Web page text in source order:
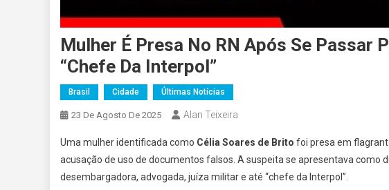
Mulher É Presa No RN Após Se Passar
“chefe Da Interpol”
Brasil Cidade Últimas Notícias
23 De Agosto De 2025 Alan Teixeira
Uma mulher identificada como Célia Soares de Brito foi presa em
acusação de uso de documentos falsos. A suspeita se apresentava como
desembargadora, advogada, juíza militar e até “chefe da Interpol”.